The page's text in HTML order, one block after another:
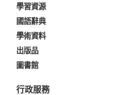
學習資源
國語辭典
學術資料
出版品
圖書館
行政服務